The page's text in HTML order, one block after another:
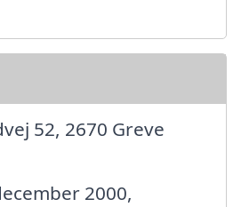
52, 2670 Greve
2000,